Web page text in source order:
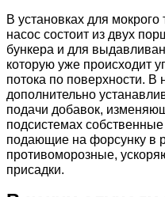
В установках для мокрого
насос состоит из двух
бункера и для
которую уже происходит
потока по поверхности.
дополнительно
подачи добавок,
подсистемах
подающие на форсунку в
противоморозные,
присадки.